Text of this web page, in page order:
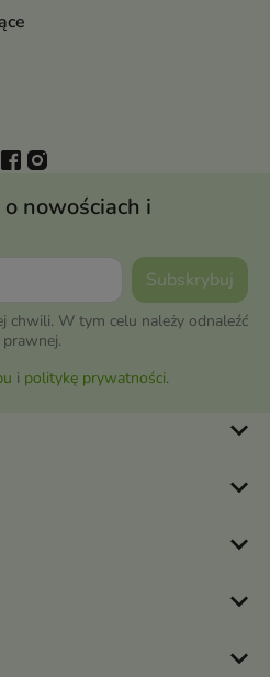
nowościach i
chwili. W tym celu należy odnaleźć
i politykę prywatności.
keyboard_arrow_down
keyboard_arrow_down
keyboard_arrow_down
keyboard_arrow_down
keyboard_arrow_down